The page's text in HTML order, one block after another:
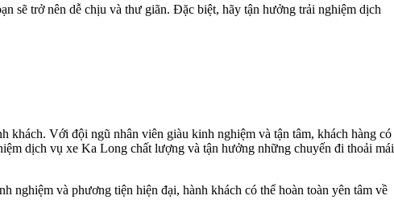
sẽ trở nên dễ chịu và thư giãn. Đặc biệt, hãy tận hưởng trải nghiệm dịch
khách. Với đội ngũ nhân viên giàu kinh nghiệm và tận tâm, khách hàng có
dịch vụ xe Ka Long chất lượng và tận hưởng những chuyến đi thoải mái
và phương tiện hiện đại, hành khách có thể hoàn toàn yên tâm về